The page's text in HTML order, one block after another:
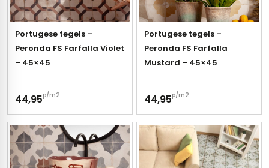
Portugese tegels –
Peronda FS Farfalla Violet
– 45×45
44,95p/m2
Portugese tegels –
Peronda FS Farfalla
Mustard – 45×45
44,95p/m2